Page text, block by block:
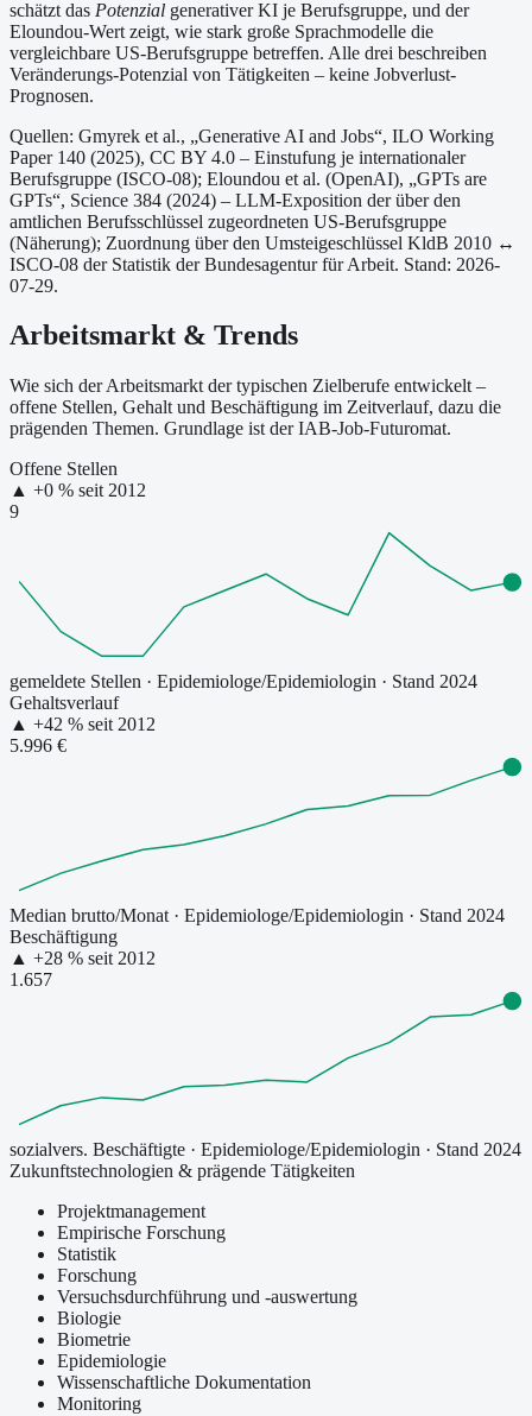
schätzt das Potenzial generativer KI je Berufsgruppe, und der
Eloundou-Wert zeigt, wie stark große Sprachmodelle die
vergleichbare US-Berufsgruppe betreffen. Alle drei beschreiben
Veränderungs-Potenzial von Tätigkeiten – keine Jobverlust-
Prognosen.
Quellen: Gmyrek et al., „Generative AI and Jobs“, ILO Working
Paper 140 (2025), CC BY 4.0 – Einstufung je internationaler
Berufsgruppe (ISCO-08); Eloundou et al. (OpenAI), „GPTs are
GPTs“, Science 384 (2024) – LLM-Exposition der über den
amtlichen Berufsschlüssel zugeordneten US-Berufsgruppe
(Näherung); Zuordnung über den Umsteigeschlüssel KldB 2010 ↔
ISCO-08 der Statistik der Bundesagentur für Arbeit. Stand: 2026-
07-29.
Arbeitsmarkt & Trends
Wie sich der Arbeitsmarkt der typischen Zielberufe entwickelt –
offene Stellen, Gehalt und Beschäftigung im Zeitverlauf, dazu die
prägenden Themen. Grundlage ist der IAB-Job-Futuromat.
Offene Stellen
▲ +0 % seit 2012
9
gemeldete Stellen · Epidemiologe/Epidemiologin · Stand 2024
Gehaltsverlauf
▲ +42 % seit 2012
5.996 €
Median brutto/Monat · Epidemiologe/Epidemiologin · Stand 2024
Beschäftigung
▲ +28 % seit 2012
1.657
sozialvers. Beschäftigte · Epidemiologe/Epidemiologin · Stand 2024
Zukunftstechnologien & prägende Tätigkeiten
Projektmanagement
Empirische Forschung
Statistik
Forschung
Versuchsdurchführung und -auswertung
Biologie
Biometrie
Epidemiologie
Wissenschaftliche Dokumentation
Monitoring